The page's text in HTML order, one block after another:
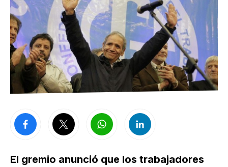
El gremio anunció que los trabajadores